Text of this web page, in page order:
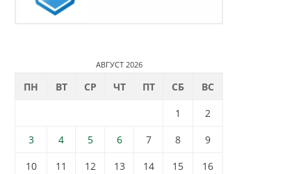
АВГУСТ 2026
ПН ВТ СР ЧТ ПТ СБ
ВС
1
2
3
4 5 6 7 8
9
10
11 12 13 14 15
16